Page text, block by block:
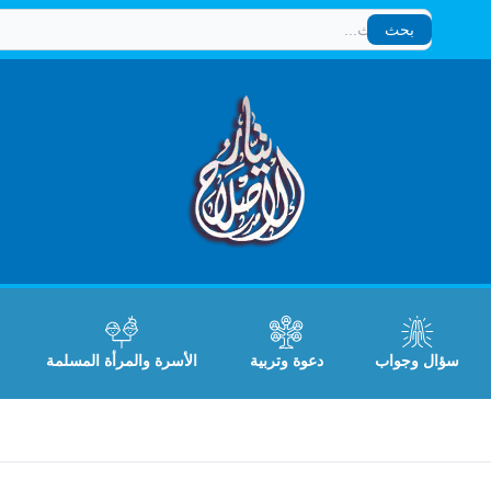
بحث
بحث
سؤال وجواب دعوة وتربية الأسرة والمرأة المسلمة